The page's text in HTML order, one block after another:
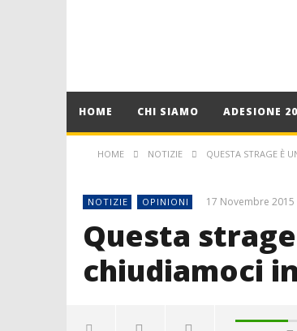
HOME CHI SIAMO ADESIONE
HOME NOTIZIE QUESTA STRAGE È
NOTIZIE OPINIONI 17 Novembre 2015
Questa
chiudiamoci